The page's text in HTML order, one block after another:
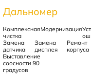
Дальномер
Комплексная
чистка
Модернизация
Замена
датчика
Замена
дисплея
Ремонт
корпуса
Выставление
соосности 90
градусов